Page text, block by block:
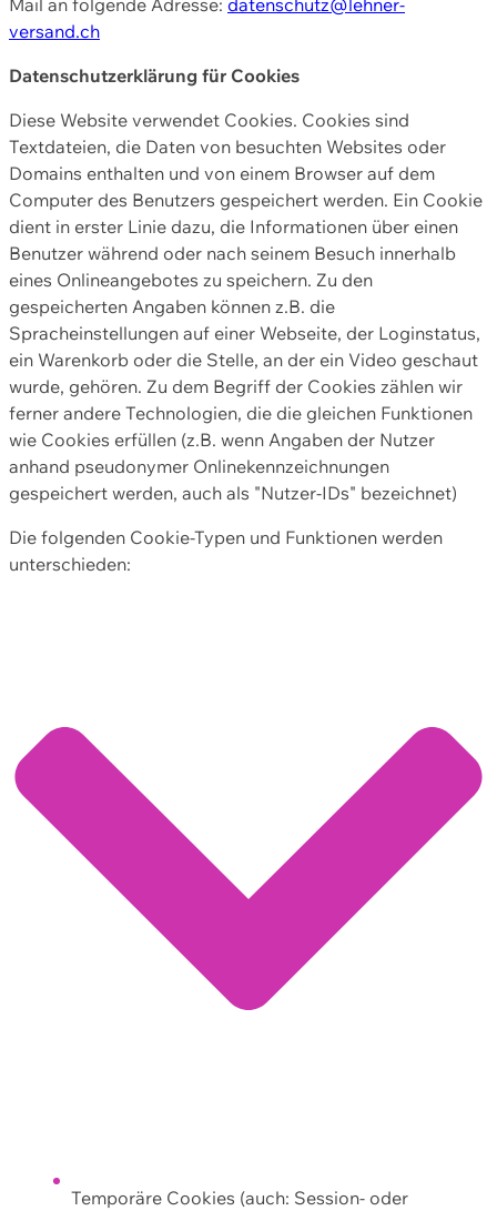
versand.ch
Datenschutzerklärung für Cookies
Diese Website verwendet Cookies. Cookies sind
Textdateien, die Daten von besuchten Websites oder
Domains enthalten und von einem Browser auf dem
Computer des Benutzers gespeichert werden. Ein Cookie
dient in erster Linie dazu, die Informationen über einen
Benutzer während oder nach seinem Besuch innerhalb
eines Onlineangebotes zu speichern. Zu den
gespeicherten Angaben können z.B. die
Spracheinstellungen auf einer Webseite, der Loginstatus,
ein Warenkorb oder die Stelle, an der ein Video geschaut
wurde, gehören. Zu dem Begriff der Cookies zählen wir
ferner andere Technologien, die die gleichen Funktionen
wie Cookies erfüllen (z.B. wenn Angaben der Nutzer
anhand pseudonymer Onlinekennzeichnungen
gespeichert werden, auch als "Nutzer-IDs" bezeichnet)
Die folgenden Cookie-Typen und Funktionen werden
unterschieden:
Temporäre Cookies (auch: Session- oder